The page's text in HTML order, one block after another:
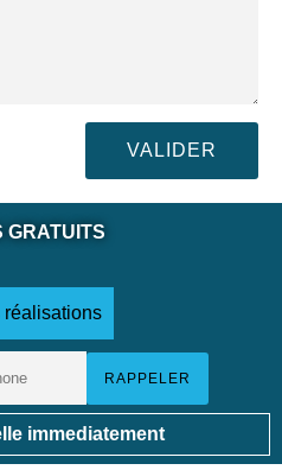
GRATUITS
réalisations
immediatement